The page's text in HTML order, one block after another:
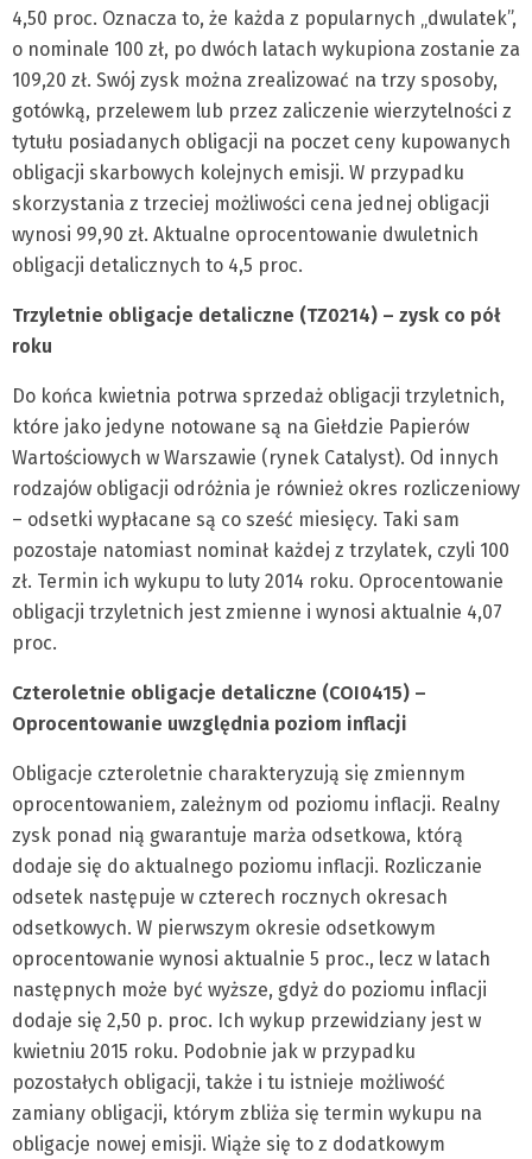
4,50 proc. Oznacza to, że każda z popularnych „dwulatek”,
o nominale 100 zł, po dwóch latach wykupiona zostanie za
109,20 zł. Swój zysk można zrealizować na trzy sposoby,
gotówką, przelewem lub przez zaliczenie wierzytelności z
tytułu posiadanych obligacji na poczet ceny kupowanych
obligacji skarbowych kolejnych emisji. W przypadku
skorzystania z trzeciej możliwości cena jednej obligacji
wynosi 99,90 zł. Aktualne oprocentowanie dwuletnich
obligacji detalicznych to 4,5 proc.
Trzyletnie obligacje detaliczne (TZ0214) – zysk co pół
roku
Do końca kwietnia potrwa sprzedaż obligacji trzyletnich,
które jako jedyne notowane są na Giełdzie Papierów
Wartościowych w Warszawie (rynek Catalyst). Od innych
rodzajów obligacji odróżnia je również okres rozliczeniowy
– odsetki wypłacane są co sześć miesięcy. Taki sam
pozostaje natomiast nominał każdej z trzylatek, czyli 100
zł. Termin ich wykupu to luty 2014 roku. Oprocentowanie
obligacji trzyletnich jest zmienne i wynosi aktualnie 4,07
proc.
Czteroletnie obligacje detaliczne (COI0415) –
Oprocentowanie uwzględnia poziom inflacji
Obligacje czteroletnie charakteryzują się zmiennym
oprocentowaniem, zależnym od poziomu inflacji. Realny
zysk ponad nią gwarantuje marża odsetkowa, którą
dodaje się do aktualnego poziomu inflacji. Rozliczanie
odsetek następuje w czterech rocznych okresach
odsetkowych. W pierwszym okresie odsetkowym
oprocentowanie wynosi aktualnie 5 proc., lecz w latach
następnych może być wyższe, gdyż do poziomu inflacji
dodaje się 2,50 p. proc. Ich wykup przewidziany jest w
kwietniu 2015 roku. Podobnie jak w przypadku
pozostałych obligacji, także i tu istnieje możliwość
zamiany obligacji, którym zbliża się termin wykupu na
obligacje nowej emisji. Wiąże się to z dodatkowym